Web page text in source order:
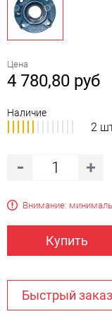
Цена
4 780,80 руб
Наличие
2
Внимание:
Купить
Быстрый заказ